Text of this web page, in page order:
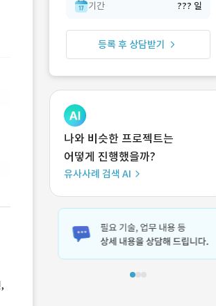
기간 ??? 일
등록 후 상담받기
나와 비슷한 프로젝트는
어떻게 진행했을까?
유사사례 검색 AI